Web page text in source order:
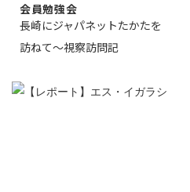
会員勉強会
長崎にジャパネットたかたを
訪ねて～視察訪問記